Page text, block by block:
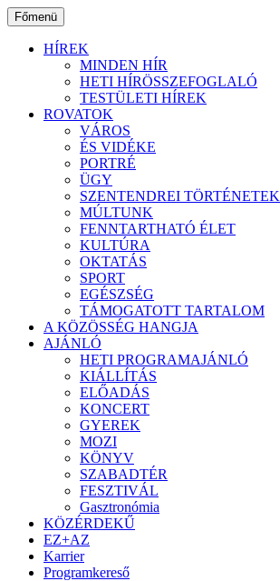
Ugrás
a
tartalomhoz
Főmenü
HÍREK
MINDEN HÍR
HETI HÍRÖSSZEFOGLALÓ
TESTÜLETI HÍREK
ROVATOK
VÁROS
ÉS VIDÉKE
PORTRÉ
ÜGY
SZENTENDREI TÖRTÉNETEK
MÚLTUNK
FENNTARTHATÓ ÉLET
KULTÚRA
OKTATÁS
SPORT
EGÉSZSÉG
TÁMOGATOTT TARTALOM
A KÖZÖSSÉG HANGJA
AJÁNLÓ
HETI PROGRAMAJÁNLÓ
KIÁLLÍTÁS
ELŐADÁS
KONCERT
GYEREK
MOZI
KÖNYV
SZABADTÉR
FESZTIVÁL
Gasztronómia
KÖZÉRDEKŰ
EZ+AZ
Karrier
Programkereső